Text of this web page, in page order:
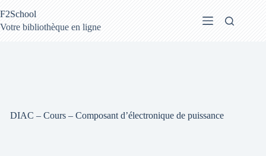
au
contenu
F2School
Votre bibliothèque en ligne
DIAC – Cours – Composant d’électronique de puissance